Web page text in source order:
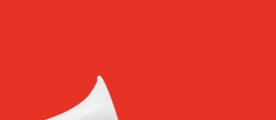
Team Leitung
Engagement schaffen
Mit